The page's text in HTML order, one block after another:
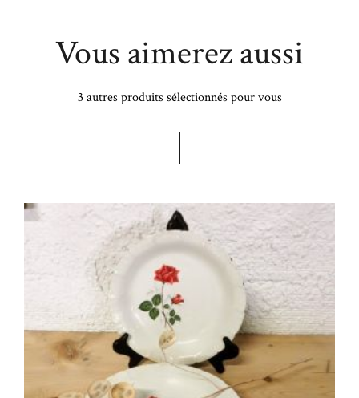
Vous aimerez aussi
3 autres produits sélectionnés pour vous